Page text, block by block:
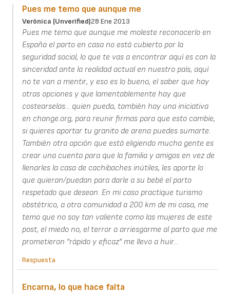
Pues me temo que aunque me
Verónica (unverified)28 Ene 2013
Pues me temo que aunque me moleste reconocerlo en
España el parto en casa no está cubierto por la
seguridad social, lo que te vas a encontrar aquí es con la
sinceridad ante la realidad actual en nuestro país, aquí
no te van a mentir, y eso es lo bueno, el saber que hay
otras opciones y que lamentablemente hay que
costearselas... quien pueda, también hay una iniciativa
en change.org, para reunir firmas para que esto cambie,
si quieres aportar tu granito de arena puedes sumarte.
También otra opción que está eligiendo mucha gente es
crear una cuenta para que la familia y amigos en vez de
llenarles la casa de cachibaches inútiles, les aporte lo
que quieran/puedan para darle a su bebé el parto
respetado que desean. En mi caso practique turismo
obstétrico, a otra comunidad a 200 km de mi casa, me
temo que no soy tan valiente como las mujeres de este
post, el miedo no, el terror a arriesgarme al parto que me
prometieron "rápido y eficaz" me llevo a huir...
Respuesta
Encarna, lo que hace falta